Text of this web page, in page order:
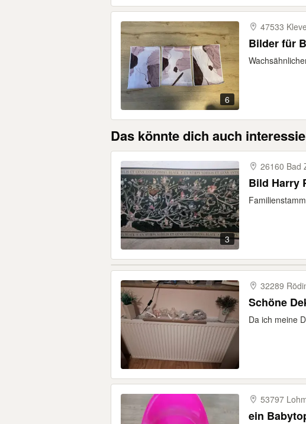
6
47533 Kleve
Bilder für
Das könnte dich auch
3
26160 Bad
Bild Harry
32289
Schöne
Da ich meine
53797
ein